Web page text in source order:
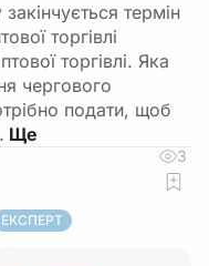
термін
торгівлі
торгівлі. Яка
чергового
подати, щоб
3
ЕКСПЕРТ